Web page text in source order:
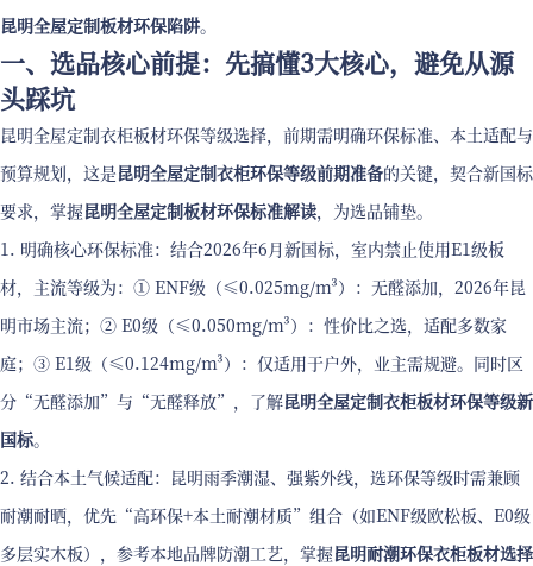
昆明全屋定制板材环保陷阱。
一、选品核心前提：先搞懂3大核心，避免从源
头踩坑
昆明全屋定制衣柜板材环保等级选择，前期需明确环保标准、本土适配与
预算规划，这是昆明全屋定制衣柜环保等级前期准备的关键，契合新国标
要求，掌握昆明全屋定制板材环保标准解读，为选品铺垫。
1. 明确核心环保标准：结合2026年6月新国标，室内禁止使用E1级板
材，主流等级为：① ENF级（≤0.025mg/m³）：无醛添加，2026年昆
明市场主流；② E0级（≤0.050mg/m³）：性价比之选，适配多数家
庭；③ E1级（≤0.124mg/m³）：仅适用于户外，业主需规避。同时区
分“无醛添加”与“无醛释放”，了解昆明全屋定制衣柜板材环保等级新
国标。
2. 结合本土气候适配：昆明雨季潮湿、强紫外线，选环保等级时需兼顾
耐潮耐晒，优先“高环保+本土耐潮材质”组合（如ENF级欧松板、E0级
多层实木板），参考本地品牌防潮工艺，掌握昆明耐潮环保衣柜板材选择